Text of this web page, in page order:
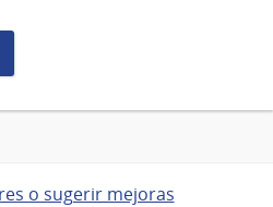
o sugerir mejoras